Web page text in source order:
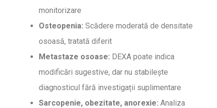
monitorizare
Osteopenia: Scădere moderată de densitate
osoasă, tratată diferit
Metastaze osoase: DEXA poate indica
modificări sugestive, dar nu stabilește
diagnosticul fără investigații suplimentare
Sarcopenie, obezitate, anorexie: Analiza